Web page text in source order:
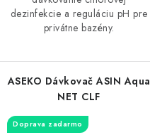
dezinfekcie a reguláciu pH pre
privátne bazény.
ASEKO Dávkovač ASIN Aqua
NET CLF
Doprava zadarmo